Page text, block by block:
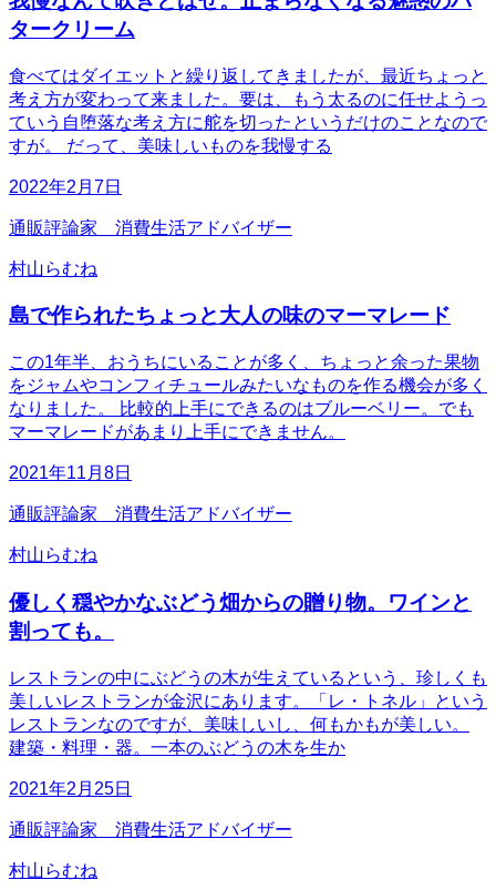
タークリーム
食べてはダイエットと繰り返してきましたが、最近ちょっと
考え方が変わって来ました。要は、もう太るのに任せようっ
ていう自堕落な考え方に舵を切ったというだけのことなので
すが。 だって、美味しいものを我慢する
2022年2月7日
通販評論家 消費生活アドバイザー
村山らむね
島で作られたちょっと大人の味のマーマレード
この1年半、おうちにいることが多く、ちょっと余った果物
をジャムやコンフィチュールみたいなものを作る機会が多く
なりました。 比較的上手にできるのはブルーベリー。でも
マーマレードがあまり上手にできません。
2021年11月8日
通販評論家 消費生活アドバイザー
村山らむね
優しく穏やかなぶどう畑からの贈り物。ワインと
割っても。
レストランの中にぶどうの木が生えているという、珍しくも
美しいレストランが金沢にあります。「レ・トネル」という
レストランなのですが、美味しいし、何もかもが美しい。
建築・料理・器。一本のぶどうの木を生か
2021年2月25日
通販評論家 消費生活アドバイザー
村山らむね